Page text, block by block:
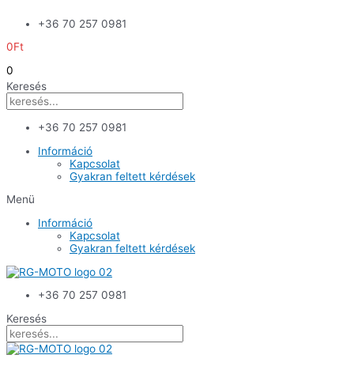
+36 70 257 0981
0Ft
0
Keresés
+36 70 257 0981
Információ
Kapcsolat
Gyakran feltett kérdések
Menü
Információ
Kapcsolat
Gyakran feltett kérdések
+36 70 257 0981
Keresés